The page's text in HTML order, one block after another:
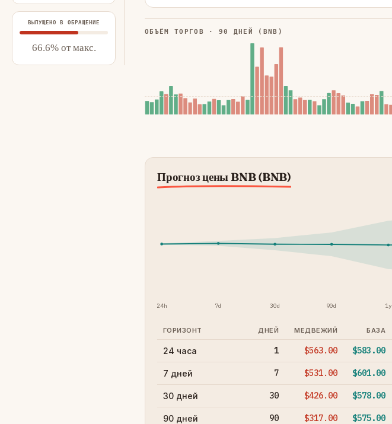
ВЫПУЩЕНО В ОБРАЩЕНИЕ
66.6% от макс.
ОБЪЁМ ТОРГОВ · 90 ДНЕЙ (BNB)
Прогноз цены BNB (BNB)
24h 7d 30d 90d 1y
ГОРИЗОНТ ДНЕЙ МЕДВЕЖИЙ БАЗА
24 часа 1 $563.00 $583.00
7 дней 7 $531.00 $601.00
30 дней 30 $426.00 $578.00
90 дней 90 $317.00 $575.00